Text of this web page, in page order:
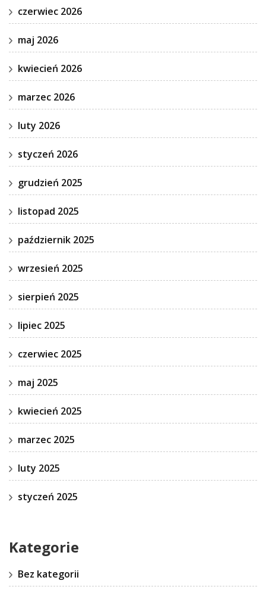
czerwiec 2026
maj 2026
kwiecień 2026
marzec 2026
luty 2026
styczeń 2026
grudzień 2025
listopad 2025
październik 2025
wrzesień 2025
sierpień 2025
lipiec 2025
czerwiec 2025
maj 2025
kwiecień 2025
marzec 2025
luty 2025
styczeń 2025
Kategorie
Bez kategorii